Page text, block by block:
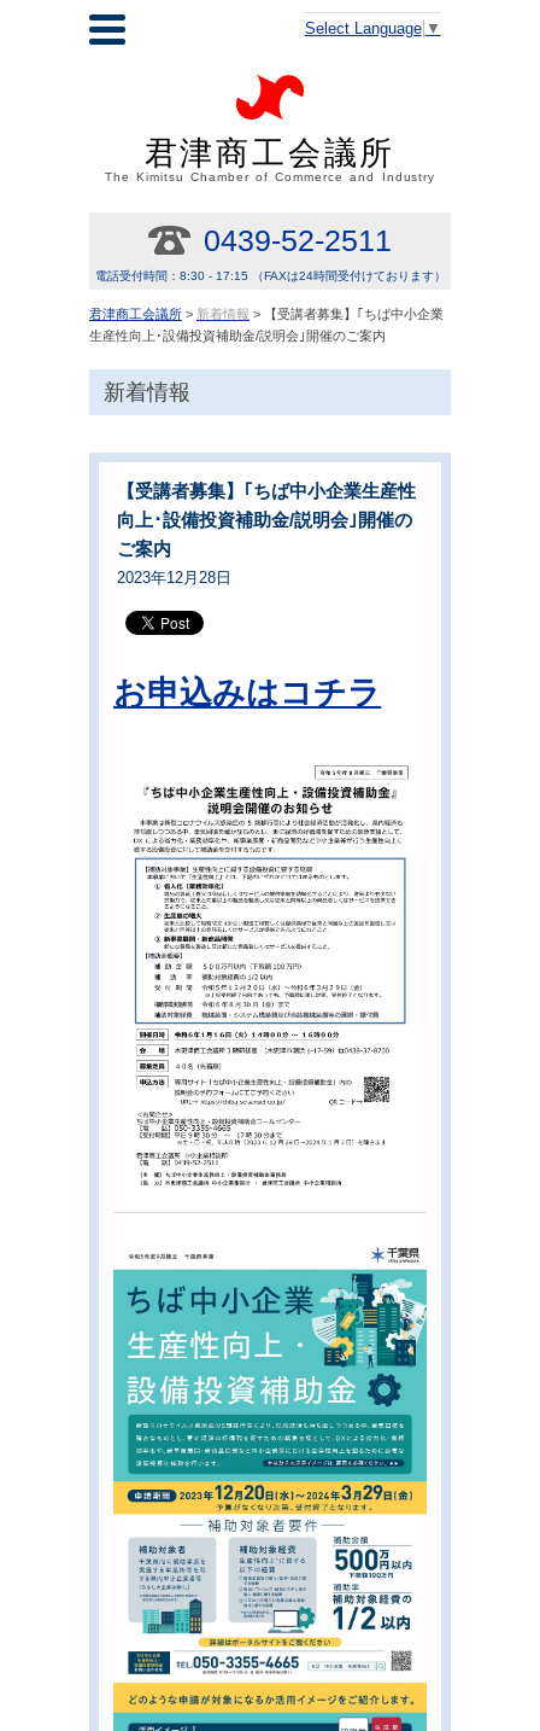
Select Language ▼
君津商工会議所
The Kimitsu Chamber of Commerce and Industry
0439-52-2511
電話受付時間：8:30 - 17:15 （FAXは24時間受付けております）
君津商工会議所 > 新着情報 > 【受講者募集】｢ちば中小企業
生産性向上･設備投資補助金/説明会｣開催のご案内
新着情報
【受講者募集】｢ちば中小企業生産性
向上･設備投資補助金/説明会｣開催の
ご案内
2023年12月28日
お申込みはコチラ